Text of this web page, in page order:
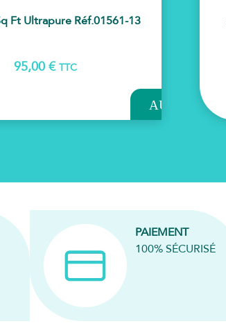
Ft Ultrapure Réf.01561-13
95,00€ TTC
AU
PAIEMENT
100% SÉCURISÉ